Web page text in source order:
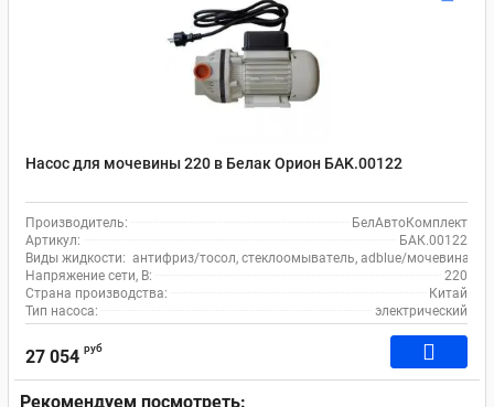
Насос для мочевины 220 в Белак Орион БAK.00122
Производитель:
БелАвтоКомплект
Артикул:
БАК.00122
Виды жидкости: антифриз/тосол, стеклоомыватель, adblue/мочевина,
Напряжение сети, В:
220
Страна производства:
Китай
Тип насоса:
электрический
27 054 руб
Рекомендуем посмотреть: